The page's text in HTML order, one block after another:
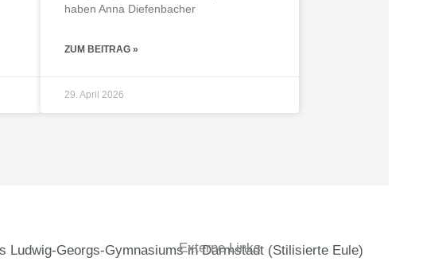
haben Anna Diefenbacher
ZUM BEITRAG »
29. April 2026
Externe Links